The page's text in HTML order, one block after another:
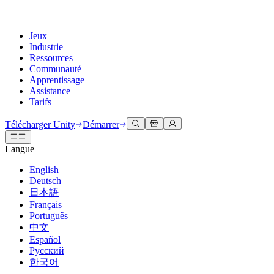
Jeux
Industrie
Ressources
Communauté
Apprentissage
Assistance
Tarifs
Moteur Unity
Créez des jeux 2D et 3D pour n'importe quelle plateforme
Collaboration
Collaborez et itérez rapidement avec votre équipe
Télécharger Unity
Offres et tarifs
Déployez
Multiplateforme
Collaboration 3D
Construisez et révisez des projets 3D en temps réel
Formation immersive
Entraînez-vous dans des environnements immersifs
Expériences client
Créez des expériences interactives 3D
Secteurs
Fabrication
Documentation
Outils de développement
Versions de publication et suivi des problèmes
Feuille de route
Examiner les fonctionnalités à venir
Glossaire
Discussions
Événements
Événements mondiaux et locaux
Histoires de la communauté
Made with Unity
Mise en avant des créateurs Unity
Unity Learn
Maîtrisez les compétences Unity gratuitement
Formation professionnelle
Améliorez votre équipe avec des formateurs Unity
Vous découvrez Unity ?
Démarrer
Démarrez votre apprentissage
Parcours essentiels Unity
Obtenir de l'aide
Vous aider à réussir avec Unity
Plans de succès
Atteignez vos objectifs plus rapidement avec un support expert
FAQ
Réponses aux questions courantes
Contactez-nous.
Connectez-vous avec notre équipe
Télécharger Unity Démarrer
Langue
English
Deutsch
日本語
Français
Português
中文
Español
Русский
한국어